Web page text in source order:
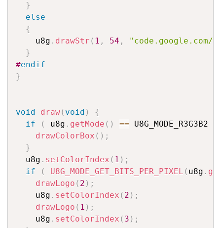
}
else
{
    u8g
. drawStr ( 1 , 54 ,
"code.google.com/
}
#endif
}
void draw( void )
{
if
( u8g . getMode ( ) == U8G_MODE_R3G3B2
drawColorBox ( ) ;
}
  u8g
. setColorIndex ( 1 ) ;
if
( U8G_MODE_GET_BITS_PER_PIXEL ( u8g .
drawLogo ( 2 ) ;
    u8g
. setColorIndex ( 2 ) ;
drawLogo ( 1 ) ;
    u8g
. setColorIndex ( 3 ) ;